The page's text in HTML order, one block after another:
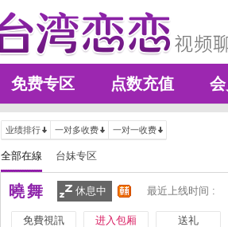
免费专区 点数充值
业绩排行 一对多收费 一对一收费
全部在線 台妹专区
曉舞 休息中 最近上线时间 :
免費視訊 进入包厢 送礼